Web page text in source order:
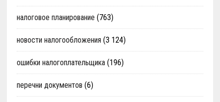
налоговое планирование (763)
новости налогообложения (3 124)
ошибки налогоплательщика(196)
перечни документов (6)